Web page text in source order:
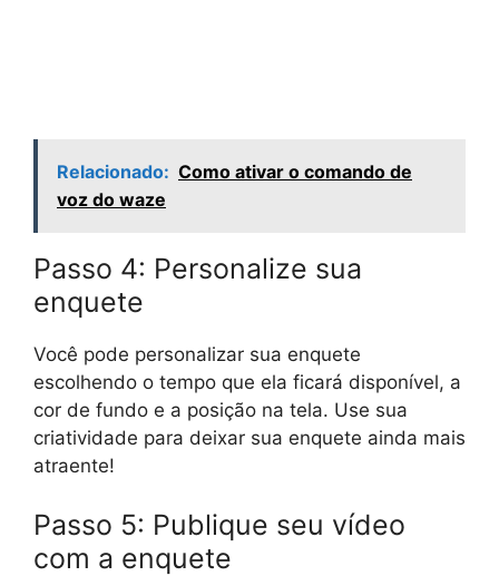
Relacionado: Como ativar o comando de
voz do waze
Passo 4: Personalize sua
enquete
Você pode personalizar sua enquete
escolhendo o tempo que ela ficará disponível, a
cor de fundo e a posição na tela. Use sua
criatividade para deixar sua enquete ainda mais
atraente!
Passo 5: Publique seu vídeo
com a enquete